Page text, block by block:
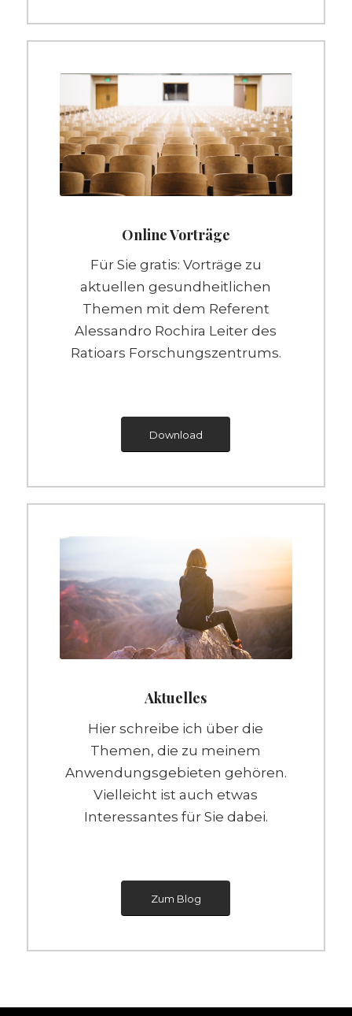
Online Vorträge
Für Sie gratis: Vorträge zu
aktuellen gesundheitlichen
Themen mit dem Referent
Alessandro Rochira Leiter des
Ratioars Forschungszentrums.
Download
Aktuelles
Hier schreibe ich über die
Themen, die zu meinem
Anwendungsgebieten gehören.
Vielleicht ist auch etwas
Interessantes für Sie dabei.
Zum Blog